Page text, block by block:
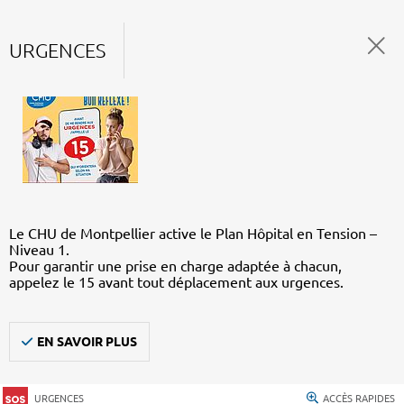
URGENCES
Le CHU de Montpellier active le Plan Hôpital en Tension –
Niveau 1.
Pour garantir une prise en charge adaptée à chacun,
appelez le 15 avant tout déplacement aux urgences.
EN SAVOIR PLUS
URGENCES ACCÈS RAPIDES